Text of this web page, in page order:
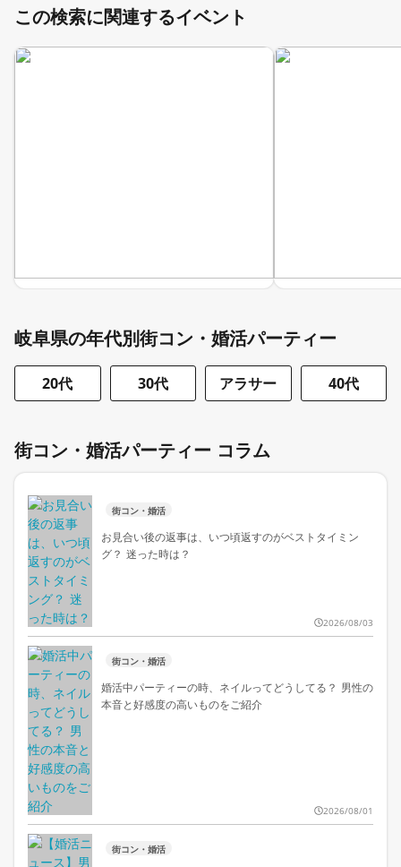
この検索に関連するイベント
岐阜県の年代別街コン・婚活パーティー
20代 30代 アラサー 40代
街コン・婚活パーティー コラム
街コン・婚活
お見合い後の返事は、いつ頃返すのがベストタイミン
グ？ 迷った時は？
2026/08/03
街コン・婚活
婚活中パーティーの時、ネイルってどうしてる？ 男性の
本音と好感度の高いものをご紹介
2026/08/01
街コン・婚活